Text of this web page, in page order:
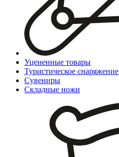
Уцененные товары
Туристическое снаряжение
Сувениры
Складные ножи